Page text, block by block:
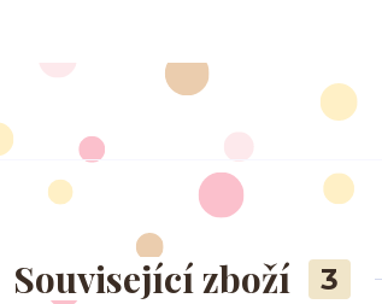
Související zboží 3